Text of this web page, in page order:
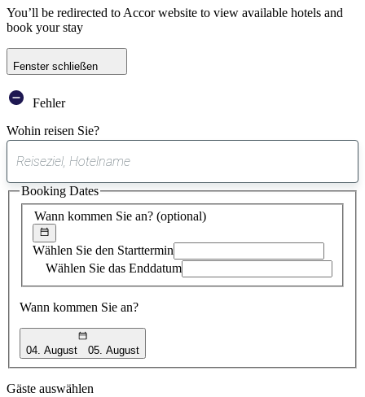
You’ll be redirected to Accor website to view available hotels and
book your stay
Fenster schließen
Fehler
Wohin reisen Sie?
gefundener
Vorschlag
Wann kommen Sie an? (optional)
Wählen Sie den Starttermin
Wählen Sie das Enddatum
Wann kommen Sie an?
04. August 05. August
Booking Dates
Gäste auswählen